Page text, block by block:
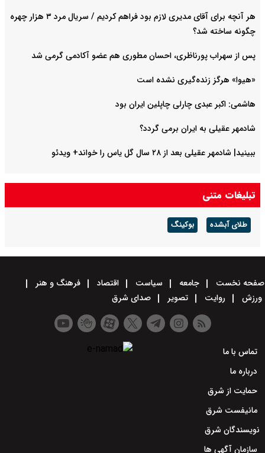
هر آنچه برای آقای مدیری لازم بود فراهم کردیم / سریال مرد ۳ هزار چهره
چگونه ساخته شد؟
پس از سهراب پورناظری، احسان مطوری هم عضو آکادمی گرمی شد
«هیوا» هرگز زنده‌گیری نشده است
هاشمی: اکبر عبدی چارلی چاپلین ایران بود
شادمهر عقیلی به ایران برمی گردد؟
ببینید| شادمهر عقیلی بعد از ۲۸ سال گل یاس را خواند+ ویدئو
تبلیغات متنی
طلای آبشده بوکینگ
صفحه نخست جامعه سیاست اقتصاد
فرهنگ و هنر
ورزش
روایت تصویر صدای شرق
تماس با ما
درباره ما
حمایت از شرق
مانیفست شرق
نویسندگان شرق
سازمان آگهی ها